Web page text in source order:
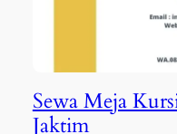
Sewa Meja
Jaktim